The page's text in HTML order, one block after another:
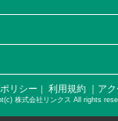
リシー 利用規約 ｜ア
株式会社リンクス All rights